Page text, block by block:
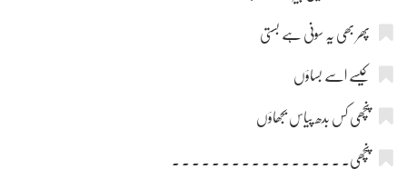
پھر بھی یہ سونی ہے بستی
کیسے اسے بساؤں
پنچھی کس بدھ پیاس بجھاؤں
پنچھی۔ ۔ ۔ ۔ ۔ ۔ ۔ ۔ ۔ ۔ ۔ ۔ ۔ ۔ ۔ ۔ ۔ ۔